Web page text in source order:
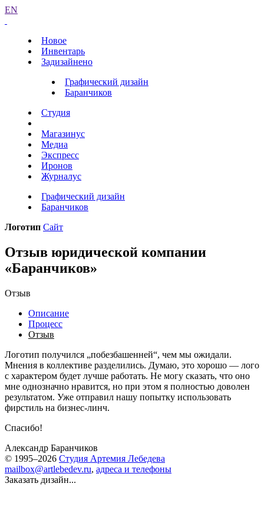
EN
Новое
Инвентарь
Задизайнено
Графический дизайн
Баранчиков
Студия
Магазинус
Медиа
Экспресс
Иронов
Журналус
Графический дизайн
Баранчиков
Логотип Сайт
Отзыв юридической компании
«Баранчиков»
Отзыв
Описание
Процесс
Отзыв
Логотип получился „побезбашенней“, чем мы ожидали.
Мнения в коллективе разделились. Думаю, это хорошо — лого
с характером будет лучше работать. Не могу сказать, что оно
мне однозначно нравится, но при этом я полностью доволен
результатом. Уже отправил нашу попытку использовать
фирстиль на бизнес-линч.
Спасибо!
Александр Баранчиков
© 1995–2026 Студия Артемия Лебедева
mailbox@artlebedev.ru, адреса и телефоны
Заказать дизайн...